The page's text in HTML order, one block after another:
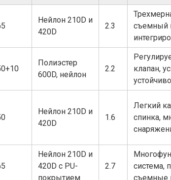
Нейлон 210D и
420D
2.3
съемный
Полиэстер
600D, нейлон
2.2
клапан,
Нейлон 210D и
420D
1.6
Легкий
спинка,
Нейлон 210D и
420D с PU-
покрытием
2.7
система,
съемные